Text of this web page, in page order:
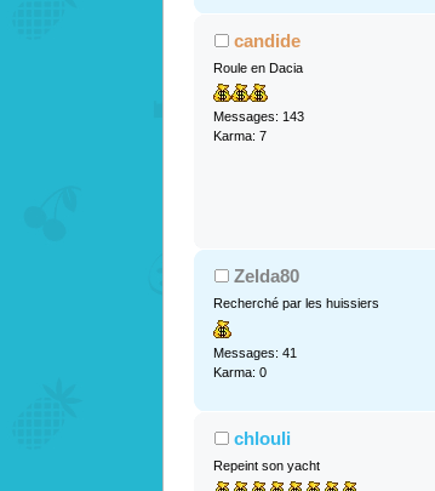
candide
Roule en Dacia
Messages: 143
Karma: 7
Zelda80
Recherché par les huissiers
Messages: 41
Karma: 0
chlouli
Repeint son yacht